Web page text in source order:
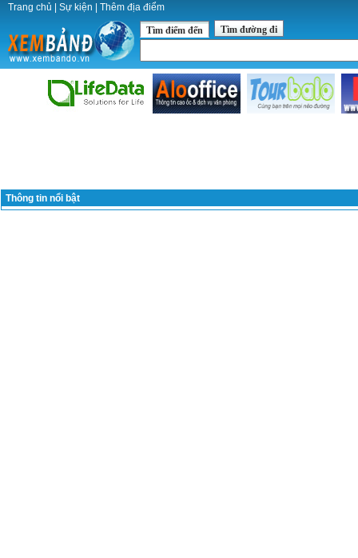
Trang chủ Sự kiện Thêm địa điểm
Tìm điểm đến Tìm đường đi
Thông tin nổi bật